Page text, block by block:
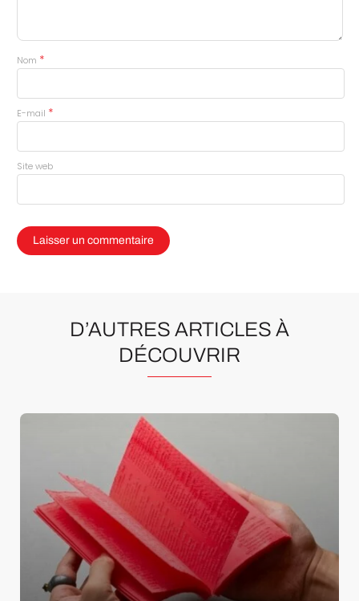
Nom *
E-mail *
Site web
D’AUTRES ARTICLES À
DÉCOUVRIR